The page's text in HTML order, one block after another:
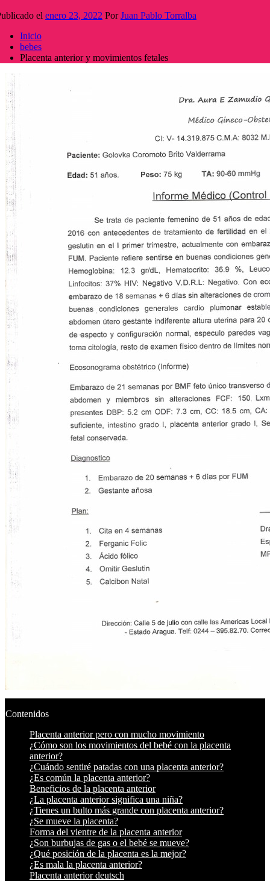
el enero 23, 2022 PorJuan Pablo Torralba
Inicio
bebes
Placenta anterior y movimientos fetales
Contenidos
Placenta anterior pero con mucho movimiento
¿Cómo son los movimientos del bebé con la placenta
anterior?
¿Cuándo sentiré patadas con una placenta anterior?
¿Es común la placenta anterior?
Beneficios de la placenta anterior
¿La placenta anterior significa una niña?
¿Tienes un bulto más grande con placenta anterior?
¿Se mueve la placenta?
Forma del vientre de la placenta anterior
¿Son burbujas de gas o el bebé se mueve?
¿Qué posición de la placenta es la mejor?
¿Es mala la placenta anterior?
Placenta anterior deutsch